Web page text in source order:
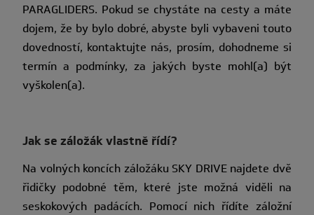
PARAGLIDERS. Pokud se chystáte na cesty a máte
dojem, že by bylo dobré, abyste byli vybaveni touto
dovedností, kontaktujte nás, prosím, dohodneme si
termín a podmínky, za jakých byste mohl(a) být
vyškolen(a).
Jak se záložák vlastně řídí?
Na volných koncích záložáku SKY DRIVE najdete dvě
řidičky podobné těm, které jste možná viděli na
seskokových padácích. Pomocí nich řídíte záložní